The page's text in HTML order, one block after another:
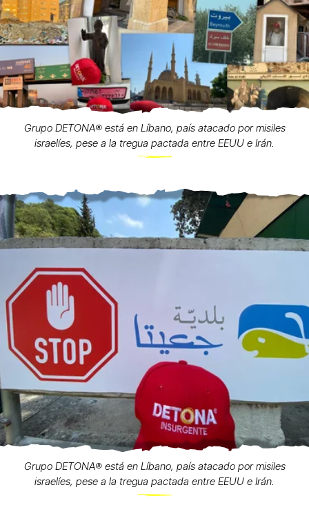
Grupo DETONA®️ está en Líbano, país atacado por misiles
israelíes, pese a la tregua pactada entre EEUU e Irán.
Grupo DETONA®️ está en Líbano, país atacado por misiles
israelíes, pese a la tregua pactada entre EEUU e Irán.